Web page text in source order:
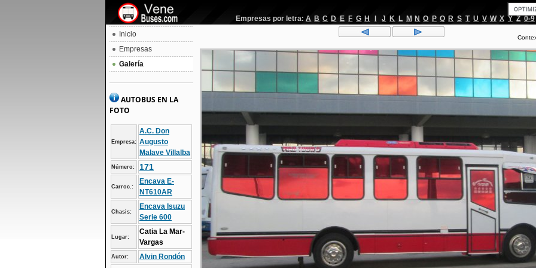
Empresas por letra: A B C D E F G H J K L M N O P Q R S T U V W X Y Z 0-9
Inicio
Empresas
Galería
AUTOBUS EN LA
FOTO
Empresa:
A.C. Don
Augusto
Malave Villalba
Número: 171
Carroc.:
Encava E-
NT610AR
Chasis:
Encava Isuzu
Serie 600
Lugar:
Catia La Mar-
Vargas
Autor:
Alvin Rondón